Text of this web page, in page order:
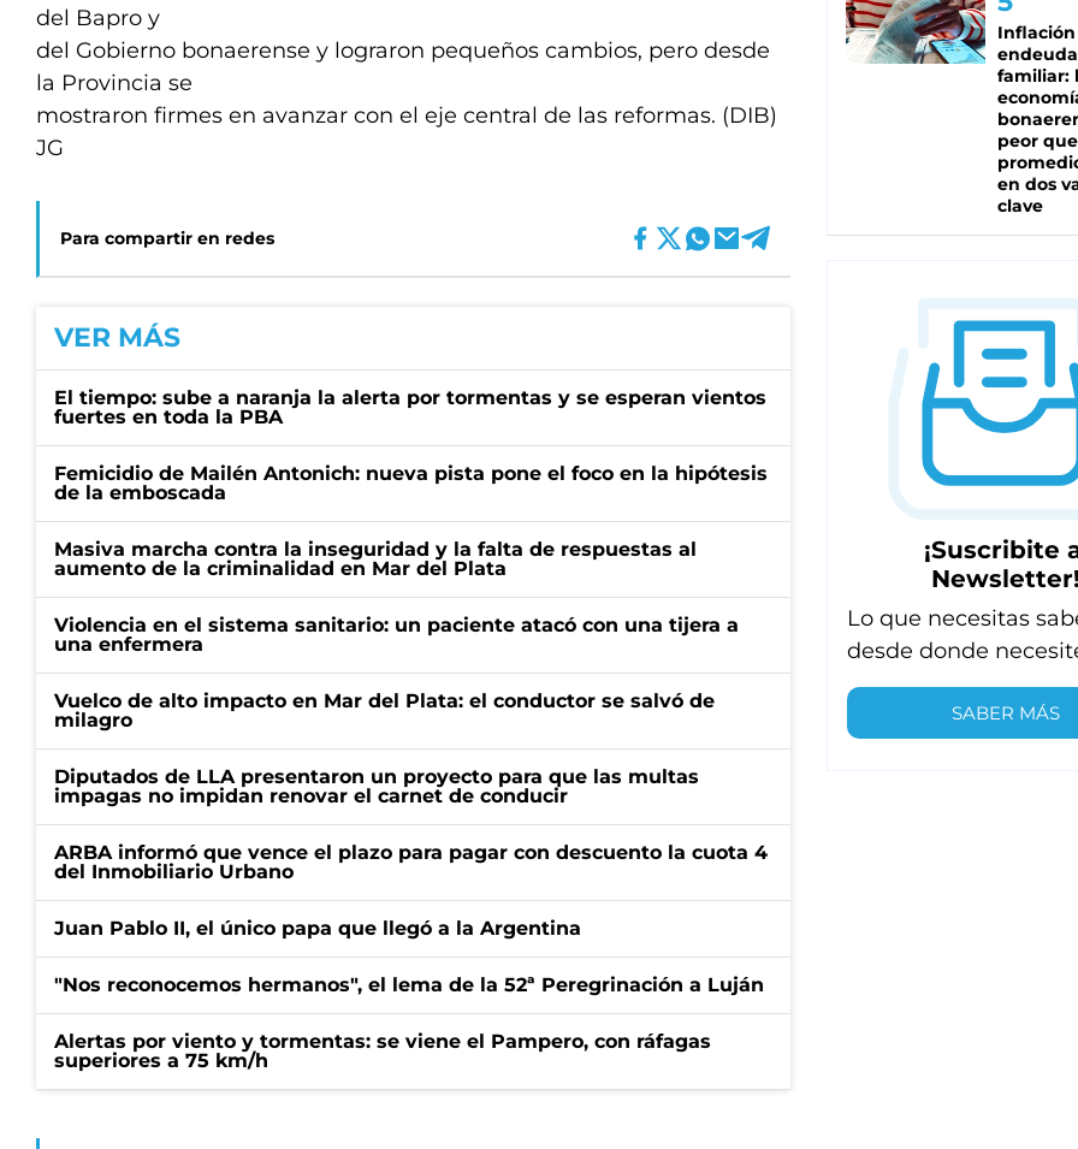
del Bapro y
del Gobierno bonaerense y lograron pequeños cambios, pero desde
la Provincia se
mostraron firmes en avanzar con el eje central de las reformas. (DIB)
JG
Para compartir en redes
VER MÁS
El tiempo: sube a naranja la alerta por tormentas y se esperan vientos
fuertes en toda la PBA
Femicidio de Mailén Antonich: nueva pista pone el foco en la hipótesis
de la emboscada
Masiva marcha contra la inseguridad y la falta de respuestas al
aumento de la criminalidad en Mar del Plata
Violencia en el sistema sanitario: un paciente atacó con una tijera a
una enfermera
Vuelco de alto impacto en Mar del Plata: el conductor se salvó de
milagro
Diputados de LLA presentaron un proyecto para que las multas
impagas no impidan renovar el carnet de conducir
ARBA informó que vence el plazo para pagar con descuento la cuota 4
del Inmobiliario Urbano
Juan Pablo II, el único papa que llegó a la Argentina
"Nos reconocemos hermanos", el lema de la 52ª Peregrinación a Luján
Alertas por viento y tormentas: se viene el Pampero, con ráfagas
superiores a 75 km/h
Inflación
familiar:
peor
en dos
clave
¡Suscribite
Newsletter!
Lo que necesitas
desde donde
SABER MÁS